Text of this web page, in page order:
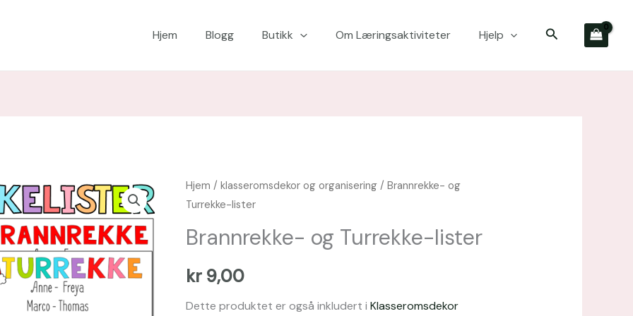
Hjem Blogg Butikk Om Læringsaktiviteter Hjelp Søk
Hjem /klasseromsdekor og organisering / Brannrekke- og
Turrekke-lister
Brannrekke- og Turrekke-lister
kr 9,00
Dette produktet er også inkludert iKlasseromsdekor
Brannrekke-
og
Turrekke-
lister
antall